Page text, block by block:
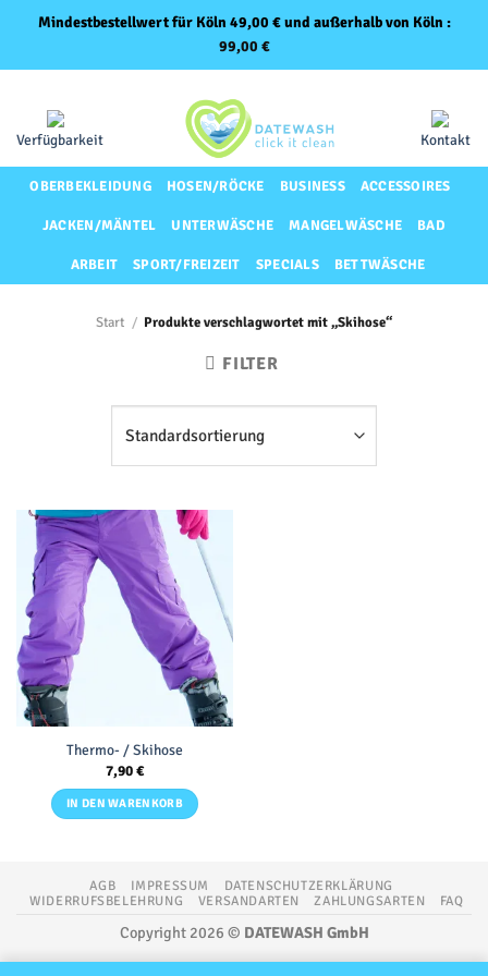
Mindestbestellwert für Köln 49,00 € und außerhalb von Köln :
99,00 €
springen
Verfügbarkeit Kontakt
OBERBEKLEIDUNG HOSEN/RÖCKE BUSINESS ACCESSOIRES
JACKEN/MÄNTEL UNTERWÄSCHE MANGELWÄSCHE BAD
ARBEIT SPORT/FREIZEIT SPECIALS BETTWÄSCHE
Start / Produkte verschlagwortet mit „Skihose“
FILTER
Thermo- / Skihose
7,90€
IN DEN WARENKORB
AGB IMPRESSUM
DATENSCHUTZERKLÄRUNG
WIDERRUFSBELEHRUNG
VERSANDARTEN ZAHLUNGSARTEN FAQ
Copyright 2026 © DATEWASH GmbH